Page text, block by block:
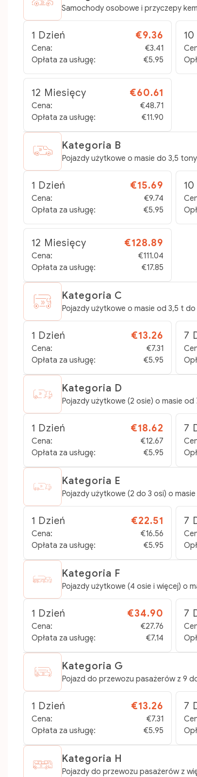
Samochody osobowe i przyczepy
1 Dzień €9.36
Cena:
€3.41
Opłata za usługę:
€5.95
12 Miesięcy €60.61
Cena:
€48.71
Opłata za usługę:
€11.90
Kategoria B
Pojazdy użytkowe o masie do 3,5 tony
1 Dzień €15.69
Cena:
€9.74
Opłata za usługę:
€5.95
12 Miesięcy €128.89
Cena:
€111.04
Opłata za usługę:
€17.85
Kategoria C
Pojazdy użytkowe o masie od 3,5 t do
1 Dzień €13.26
Cena:
€7.31
Opłata za usługę:
€5.95
7
Kategoria D
Pojazdy użytkowe (2 osie) o masie od
1 Dzień €18.62
Cena:
€12.67
Opłata za usługę:
€5.95
7
Kategoria E
Pojazdy użytkowe (2 do 3 osi) o
1 Dzień €22.51
Cena:
€16.56
Opłata za usługę:
€5.95
7
Kategoria F
Pojazdy użytkowe (4 osie i więcej) o
1 Dzień €34.90
Cena:
€27.76
Opłata za usługę:
€7.14
7
Kategoria G
Pojazd do przewozu pasażerów z 9
1 Dzień €13.26
Cena:
€7.31
Opłata za usługę:
€5.95
7
Kategoria H
Pojazdy do przewozu pasażerów z